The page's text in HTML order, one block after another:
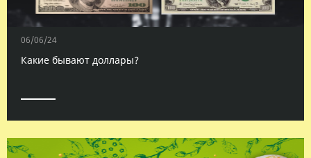
06/06/24
Какие бывают доллары?